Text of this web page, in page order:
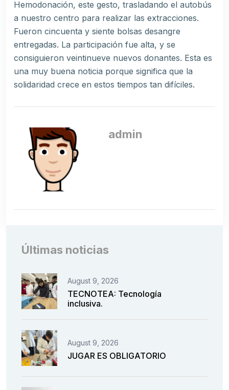
Hemodonación, este gesto, trasladando el autobús
a nuestro centro para realizar las extracciones.
Fueron cincuenta y siente bolsas desangre
entregadas. La participación fue alta, y se
consiguieron veintinueve nuevos donantes. Esta es
una muy buena noticia porque significa que la
solidaridad crece en estos tiempos tan difíciles.
admin
Últimas noticias
August 9, 2026
TECNOTEA: Tecnología
inclusiva.
August 9, 2026
JUGAR ES OBLIGATORIO